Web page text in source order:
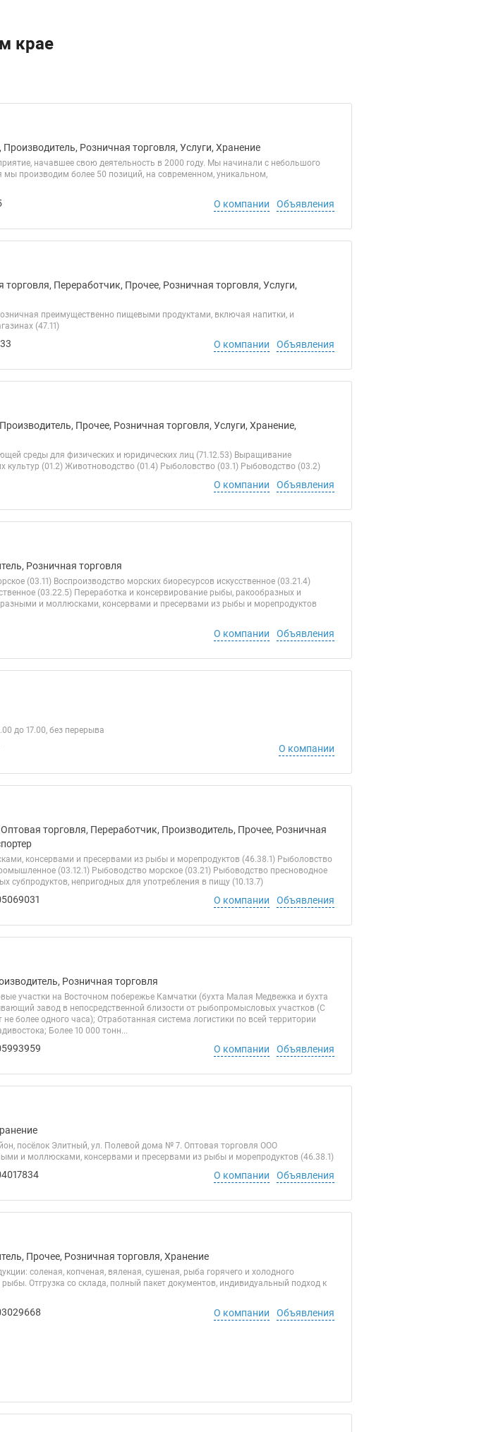
крае
Розничная торговля, Услуги, Хранение
начавшее свою деятельность в 2000 году. Мы начинали с небольшого
мы производим более 50 позиций, на современном, уникальном,
О компании Объявления
Переработчик, Прочее, Розничная торговля, Услуги,
преимущественно пищевыми продуктами, включая напитки, и
(47.11)
О компании Объявления
Прочее, Розничная торговля, Услуги, Хранение,
среды для физических и юридических лиц (71.12.53) Выращивание
культур (01.2) Животноводство (01.4) Рыболовство (03.1) Рыбоводство (03.2)
О компании Объявления
Розничная торговля
(03.11) Воспроизводство морских биоресурсов искусственное (03.21.4)
(03.22.5) Переработка и консервирование рыбы, ракообразных и
и моллюсками, консервами и пресервами из рыбы и морепродуктов
О компании Объявления
до 17.00, без перерыва
О компании
торговля, Переработчик, Производитель, Прочее, Розничная
консервами и пресервами из рыбы и морепродуктов (46.38.1) Рыболовство
(03.12.1) Рыбоводство морское (03.21) Рыбоводство пресноводное
субпродуктов, непригодных для употребления в пищу (10.13.7)
О компании Объявления
Розничная торговля
участки на Восточном побережье Камчатки (бухта Малая Медвежка и бухта
завод в непосредственной близости от рыбопромысловых участков (C
более одного часа); Отработанная система логистики по всей территории
Более 10 000 тонн...
О компании Объявления
посёлок Элитный, ул. Полевой дома № 7. Оптовая торговля ООО
и моллюсками, консервами и пресервами из рыбы и морепродуктов (46.38.1)
О компании Объявления
Прочее, Розничная торговля, Хранение
соленая, копченая, вяленая, сушеная, рыба горячего и холодного
Отгрузка со склада, полный пакет документов, индивидуальный подход к
О компании Объявления